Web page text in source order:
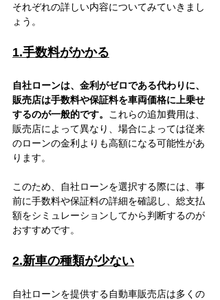
それぞれの詳しい内容についてみていきまし
ょう。
1.手数料がかかる
自社ローンは、金利がゼロである代わりに、
販売店は手数料や保証料を車両価格に上乗せ
するのが一般的です。
これらの追加費用は、
販売店によって異なり、場合によっては従来
のローンの金利よりも高額になる可能性があ
ります。
このため、自社ローンを選択する際には、事
前に手数料や保証料の詳細を確認し、総支払
額をシミュレーションしてから判断するのが
おすすめです。
2.新車の種類が少ない
自社ローンを提供する自動車販売店は多くの